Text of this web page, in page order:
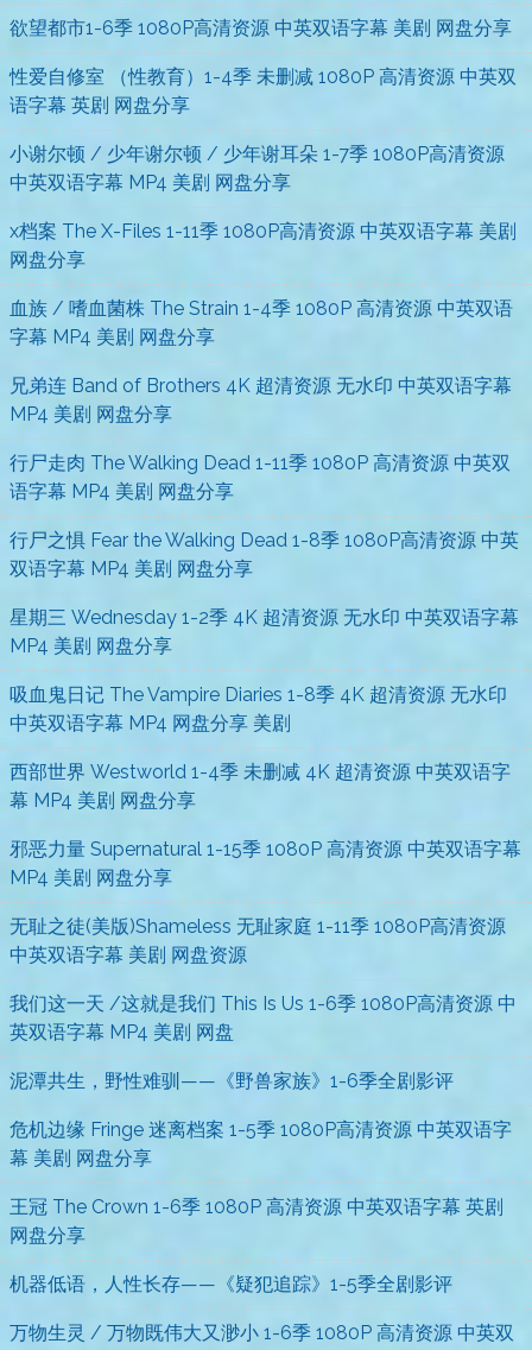
欲望都市1-6季 1080P高清资源 中英双语字幕 美剧 网盘分享
性爱自修室 （性教育）1-4季 未删减 1080P 高清资源 中英双
语字幕 英剧 网盘分享
小谢尔顿 / 少年谢尔顿 / 少年谢耳朵 1-7季 1080P高清资源
中英双语字幕 MP4 美剧 网盘分享
x档案 The X-Files 1-11季 1080P高清资源 中英双语字幕 美剧
网盘分享
血族 / 嗜血菌株 The Strain 1-4季 1080P 高清资源 中英双语
字幕 MP4 美剧 网盘分享
兄弟连 Band of Brothers 4K 超清资源 无水印 中英双语字幕
MP4 美剧 网盘分享
行尸走肉 The Walking Dead 1-11季 1080P 高清资源 中英双
语字幕 MP4 美剧 网盘分享
行尸之惧 Fear the Walking Dead 1-8季 1080P高清资源 中英
双语字幕 MP4 美剧 网盘分享
星期三 Wednesday 1-2季 4K 超清资源 无水印 中英双语字幕
MP4 美剧 网盘分享
吸血鬼日记 The Vampire Diaries 1-8季 4K 超清资源 无水印
中英双语字幕 MP4 网盘分享 美剧
西部世界 Westworld 1-4季 未删减 4K 超清资源 中英双语字
幕 MP4 美剧 网盘分享
邪恶力量 Supernatural 1-15季 1080P 高清资源 中英双语字幕
MP4 美剧 网盘分享
无耻之徒(美版)Shameless 无耻家庭 1-11季 1080P高清资源
中英双语字幕 美剧 网盘资源
我们这一天 /这就是我们 This Is Us 1-6季 1080P高清资源 中
英双语字幕 MP4 美剧 网盘
泥潭共生，野性难驯——《野兽家族》1-6季全剧影评
危机边缘 Fringe 迷离档案 1-5季 1080P高清资源 中英双语字
幕 美剧 网盘分享
王冠 The Crown 1-6季 1080P 高清资源 中英双语字幕 英剧
网盘分享
机器低语，人性长存——《疑犯追踪》1-5季全剧影评
万物生灵 / 万物既伟大又渺小 1-6季 1080P 高清资源 中英双